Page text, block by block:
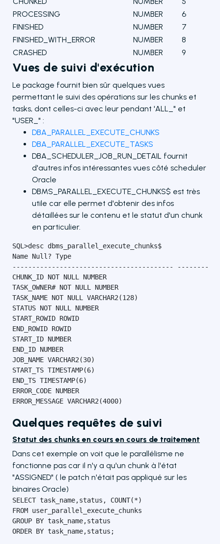
PROCESSING
NUMBER
6
FINISHED
NUMBER
7
FINISHED_WITH_ERROR
NUMBER
8
CRASHED
NUMBER 9
Vues de suivi d'exécution
Le package fournit bien sûr quelques vues
permettant le suivi des opérations sur les chunks et
tasks, dont celles-ci avec leur pendant 'ALL_" et
"USER_" :
DBA_PARALLEL_EXECUTE_CHUNKS
DBA_PARALLEL_EXECUTE_TASKS
DBA_SCHEDULER_JOB_RUN_DETAIL fournit
d'autres infos intéressantes vues côté scheduler
Oracle
DBMS_PARALLEL_EXECUTE_CHUNKS$ est très
utile car elle permet d'obtenir des infos
détaillées sur le contenu et le statut d'un chunk
en particulier.
SQL>desc dbms_parallel_execute_chunks$
Name Null? Type
----------------------------------------- --------
CHUNK_ID NOT NULL NUMBER
TASK_OWNER# NOT NULL NUMBER
TASK_NAME NOT NULL VARCHAR2(128)
STATUS NOT NULL NUMBER
START_ROWID ROWID
END_ROWID ROWID
START_ID NUMBER
END_ID NUMBER
JOB_NAME VARCHAR2(30)
START_TS TIMESTAMP(6)
END_TS TIMESTAMP(6)
ERROR_CODE NUMBER
ERROR_MESSAGE VARCHAR2(4000)
Quelques requêtes de suivi
Statut des chunks en cours en cours de traitement
Dans cet exemple on voit que le parallélisme ne
fonctionne pas car il n'y a qu'un chunk à l'état
"ASSIGNED" ( le patch n'était pas appliqué sur les
binaires Oracle)
SELECT task_name,status, COUNT(*)
FROM user_parallel_execute_chunks
GROUP BY task_name,status
ORDER BY task_name,status;